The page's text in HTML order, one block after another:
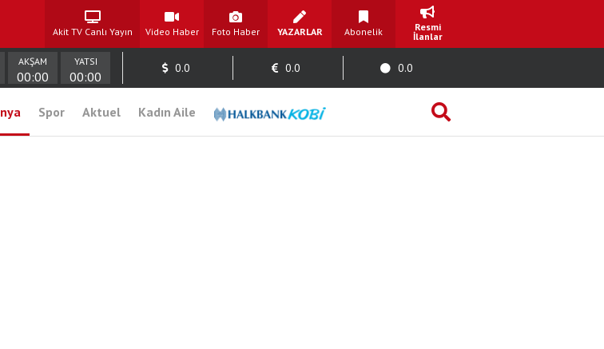
Akit TV Canlı Yayın Video Haber Foto Haber YAZARLAR Abonelik
Resmi
İlanlar
AKŞAM
00:00
YATSI
00:00
0.0 0.0 0.0
Spor Aktuel Kadın Aile